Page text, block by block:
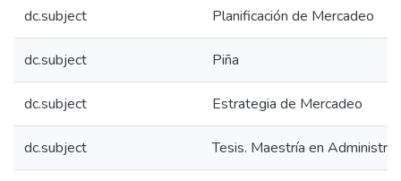
dc.subject Planificación de Mercadeo
dc.subject Piña
dc.subject Estrategia de Mercadeo
dc.subject Tesis. Maestría en